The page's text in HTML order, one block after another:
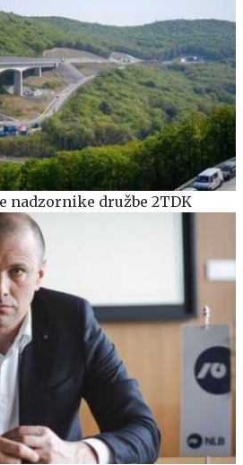
nadzornike družbe 2TDK